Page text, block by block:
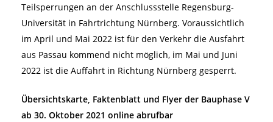
Teilsperrungen an der Anschlussstelle Regensburg-
Universität in Fahrtrichtung Nürnberg. Voraussichtlich
im April und Mai 2022 ist für den Verkehr die Ausfahrt
aus Passau kommend nicht möglich, im Mai und Juni
2022 ist die Auffahrt in Richtung Nürnberg gesperrt.
Übersichtskarte, Faktenblatt und Flyer der Bauphase V
ab 30. Oktober 2021 online abrufbar